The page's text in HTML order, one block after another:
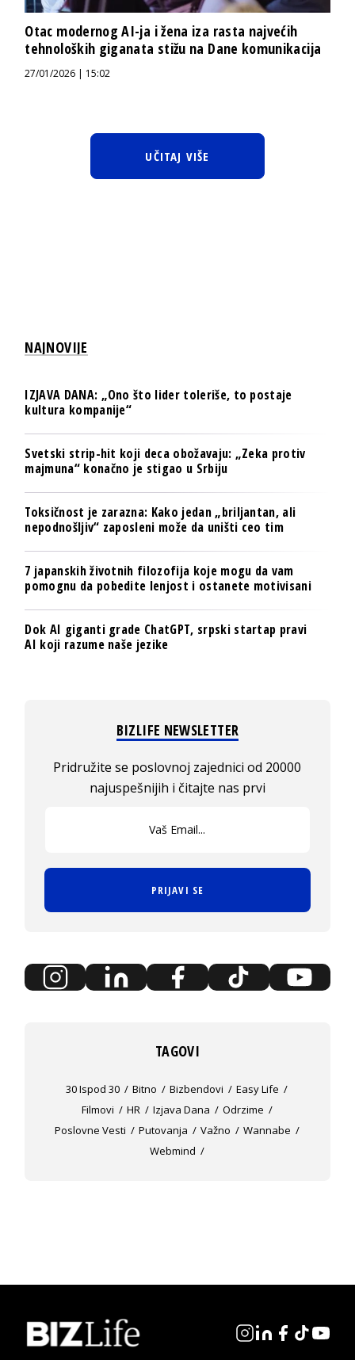
Otac modernog AI-ja i žena iza rasta najvećih
tehnoloških giganata stižu na Dane komunikacija
27/01/2026 | 15:02
UČITAJ VIŠE
NAJNOVIJE
IZJAVA DANA: „Ono što lider toleriše, to postaje
kultura kompanije“
Svetski strip-hit koji deca obožavaju: „Zeka protiv
majmuna“ konačno je stigao u Srbiju
Toksičnost je zarazna: Kako jedan „briljantan, ali
nepodnošljiv“ zaposleni može da uništi ceo tim
7 japanskih životnih filozofija koje mogu da vam
pomognu da pobedite lenjost i ostanete motivisani
Dok AI giganti grade ChatGPT, srpski startap pravi
AI koji razume naše jezike
BIZLIFE NEWSLETTER
Pridružite se poslovnoj zajednici od 20000
najuspešnijih i čitajte nas prvi
PRIJAVI SE
TAGOVI
30 Ispod 30 Bitno Bizbendovi
Easy Life
Filmovi
HR Izjava Dana
Odrzime
Poslovne Vesti
Putovanja Važno
Wannabe
Webmind